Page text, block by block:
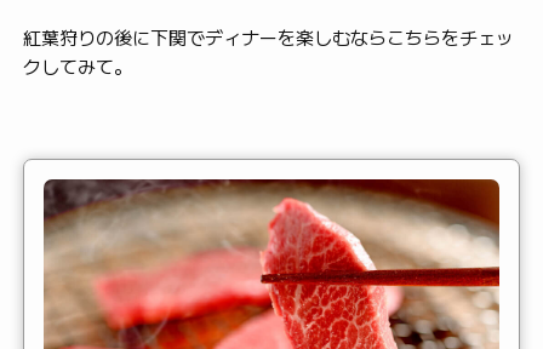
紅葉狩りの後に下関でディナーを楽しむならこちらをチェッ
クしてみて。